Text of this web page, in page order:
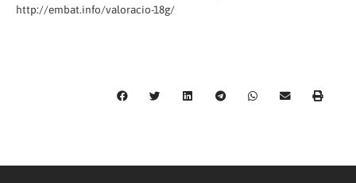
http://embat.info/valoracio-18g/